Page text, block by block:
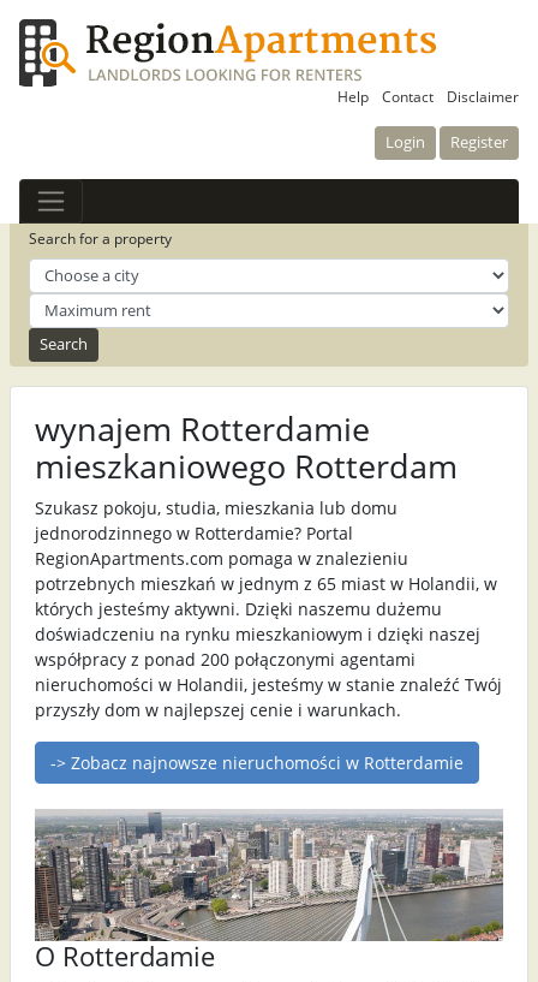
Help Contact Disclaimer
Login Register
Search for a property
wynajem Rotterdamie
mieszkaniowego Rotterdam
Szukasz pokoju, studia, mieszkania lub domu
jednorodzinnego w Rotterdamie? Portal
RegionApartments.com pomaga w znalezieniu
potrzebnych mieszkań w jednym z 65 miast w Holandii, w
których jesteśmy aktywni. Dzięki naszemu dużemu
doświadczeniu na rynku mieszkaniowym i dzięki naszej
współpracy z ponad 200 połączonymi agentami
nieruchomości w Holandii, jesteśmy w stanie znaleźć Twój
przyszły dom w najlepszej cenie i warunkach.
-> Zobacz najnowsze nieruchomości w Rotterdamie
O Rotterdamie